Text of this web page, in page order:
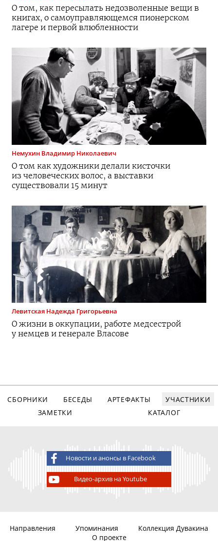
О том, как пересылать недозволенные вещи в
книгах, о самоуправляющемся пионерском
лагере и первой влюбленности
Немухин Владимир Николаевич
О том как художники делали кисточки
из человеческих волос, а выставки
существовали 15 минут
Левитская Надежда Григорьевна
О жизни в оккупации, работе медсестрой
у немцев и генерале Власове
СБОРНИКИ БЕСЕДЫ АРТЕФАКТЫ
УЧАСТНИКИ
ЗАМЕТКИ
КАТАЛОГ
Новости и анонсы в Facebook
Видео-архив на Youtube
Направления Упоминания
Коллекция Дувакина
О проекте